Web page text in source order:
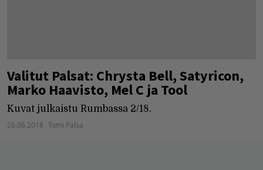
Valitut Palsat: Chrysta Bell, Satyricon,
Marko Haavisto, Mel C ja Tool
Kuvat julkaistu Rumbassa 2/18.
26.06.2018 Tomi Palsa